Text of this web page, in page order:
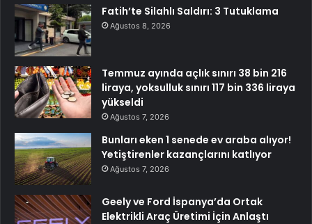
Fatih’te Silahlı Saldırı: 3 Tutuklama
Ağustos 8, 2026
Temmuz ayında açlık sınırı 38 bin 216
liraya, yoksulluk sınırı 117 bin 336 liraya
yükseldi
Ağustos 7, 2026
Bunları eken 1 senede ev araba alıyor!
Yetiştirenler kazançlarını katlıyor
Ağustos 7, 2026
Geely ve Ford İspanya’da Ortak
Elektrikli Araç Üretimi İçin Anlaştı